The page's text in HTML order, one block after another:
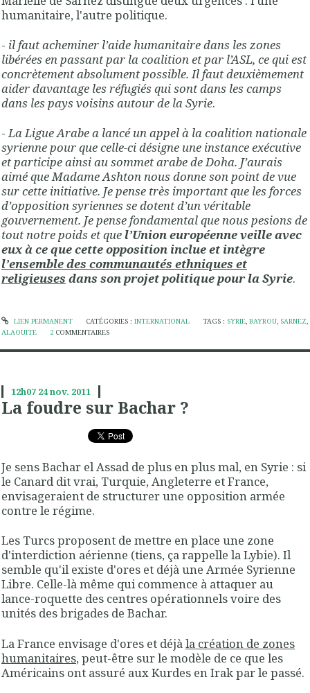
humanitaire, l'autre politique.
- il faut acheminer l’aide humanitaire dans les zones
libérées en passant par la coalition et par l’ASL, ce qui est
concrètement absolument possible. Il faut deuxièmement
aider davantage les réfugiés qui sont dans les camps
dans les pays voisins autour de la Syrie.
-La Ligue Arabe a lancé un appel à la coalition nationale
syrienne pour que celle-ci désigne une instance exécutive
et participe ainsi au sommet arabe de Doha. J’aurais
aimé que Madame Ashton nous donne son point de vue
sur cette initiative. Je pense très important que les forces
d’opposition syriennes se dotent d’un véritable
gouvernement. Je pense fondamental que nous pesions de
tout notre poids et quel’Union européenne veille avec
eux à ce que cette opposition inclue et intègre
l’ensemble des communautés ethniques et
religieuses dans son projet politique pour la Syrie.
LIEN PERMANENT CATÉGORIES : INTERNATIONAL TAGS : SYRIE ,BAYROU SARNEZ
ALAOUITE
2 COMMENTAIRES
12h07 24nov. 2011
La foudre sur Bachar ?
Je sens Bachar el Assad de plus en plus mal, en Syrie : si
le Canard dit vrai, Turquie, Angleterre et France,
envisageraient de structurer une opposition armée
contre le régime.
Les Turcs proposent de mettre en place une zone
d'interdiction aérienne (tiens, ça rappelle la Lybie). Il
semble qu'il existe d'ores et déjà une Armée Syrienne
Libre. Celle-là même qui commence à attaquer au
lance-roquette des centres opérationnels voire des
unités des brigades de Bachar.
La France envisage d'ores et déjà la création de zones
humanitaires, peut-être sur le modèle de ce que les
Américains ont assuré aux Kurdes en Irak par le passé.